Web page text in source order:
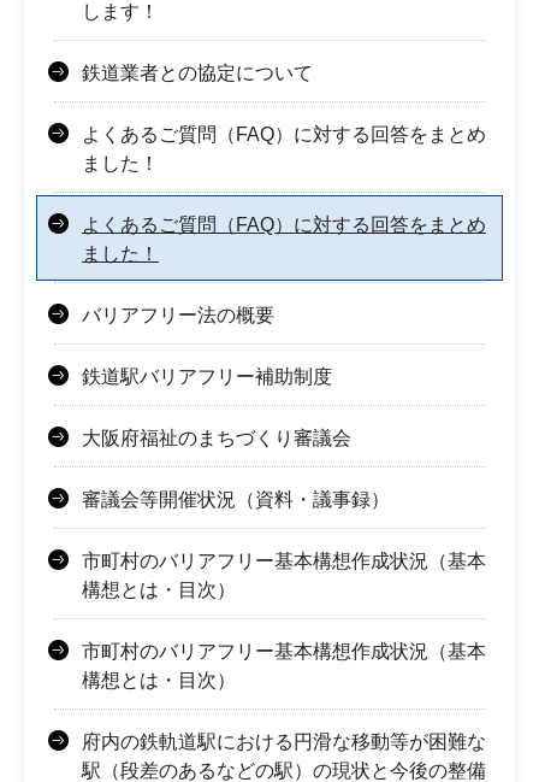
します！
鉄道業者との協定について
よくあるご質問（FAQ）に対する回答をまとめ
ました！
よくあるご質問（FAQ）に対する回答をまとめ
ました！
バリアフリー法の概要
鉄道駅バリアフリー補助制度
大阪府福祉のまちづくり審議会
審議会等開催状況（資料・議事録）
市町村のバリアフリー基本構想作成状況（基本
構想とは・目次）
市町村のバリアフリー基本構想作成状況（基本
構想とは・目次）
府内の鉄軌道駅における円滑な移動等が困難な
駅（段差のあるなどの駅）の現状と今後の整備